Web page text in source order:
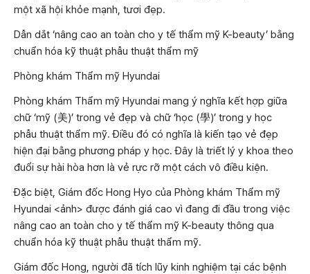
một xã hội khỏe mạnh, tươi đẹp.
Dẫn dắt ‘nâng cao an toàn cho y tế thẩm mỹ K-beauty’ bằng
chuẩn hóa kỹ thuật phẫu thuật thẩm mỹ
Phòng khám Thẩm mỹ Hyundai
Phòng khám Thẩm mỹ Hyundai mang ý nghĩa kết hợp giữa
chữ ‘mỹ (美)’ trong vẻ đẹp và chữ ‘học (學)’ trong y học
phẫu thuật thẩm mỹ. Điều đó có nghĩa là kiến tạo vẻ đẹp
hiện đại bằng phương pháp y học. Đây là triết lý y khoa theo
đuổi sự hài hòa hơn là vẻ rực rỡ một cách vô điều kiện.
Đặc biệt, Giám đốc Hong Hyo của Phòng khám Thẩm mỹ
Hyundai <ảnh> được đánh giá cao vì đang đi đầu trong việc
nâng cao an toàn cho y tế thẩm mỹ K-beauty thông qua
chuẩn hóa kỹ thuật phẫu thuật thẩm mỹ.
Giám đốc Hong, người đã tích lũy kinh nghiệm tại các bệnh